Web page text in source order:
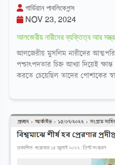
গার্ডিয়ান পাবলিকেশন্স
NOV 23, 2024
আলজেরীয় নারীদের ব্যক্তিত্ব আর
আলজেরীয় মুসলিম নারীদের
পশ্চাৎপদতার চিহ্ন আখ্যা দিয়েই
করতে চেয়েছিল তাদের পোশাকের
ফরাসিদের এই জবরদস্তির উদ্দেশ্য
সেইসাথে নারীমুক্তির আড়ালে